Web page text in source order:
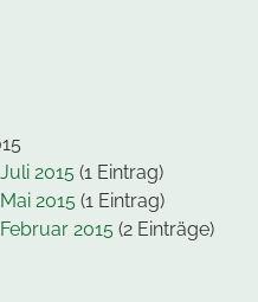
Juli 2015 (1 Eintrag)
Mai 2015 (1 Eintrag)
Februar 2015 (2 Einträge)